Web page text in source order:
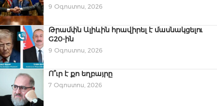
9 Օգոստոս, 2026
Թրամփն Ալիևին հրավիրել է մասնակցելու
G20-ին
9 Օգոստոս, 2026
Ո՞ւր է քո եղբայրը
7 Օգոստոս, 2026